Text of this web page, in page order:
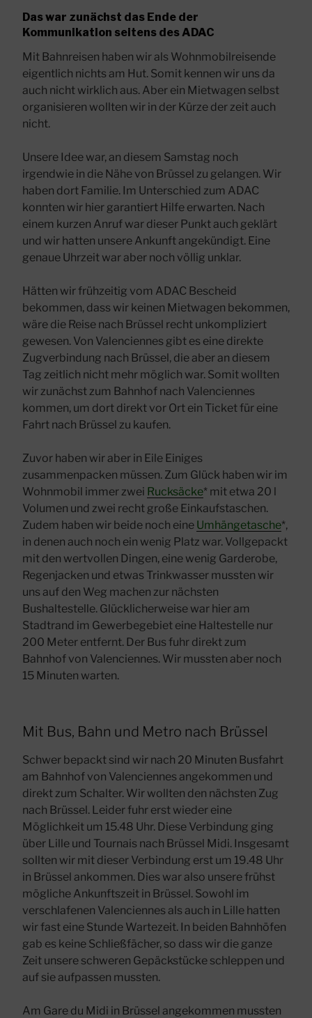
Das war zunächst das Ende der
Kommunikation seitens des ADAC
Mit Bahnreisen haben wir als Wohnmobilreisende
eigentlich nichts am Hut. Somit kennen wir uns da
auch nicht wirklich aus. Aber ein Mietwagen selbst
organisieren wollten wir in der Kürze der zeit auch
nicht.
Unsere Idee war, an diesem Samstag noch
irgendwie in die Nähe von Brüssel zu gelangen. Wir
haben dort Familie. Im Unterschied zum ADAC
konnten wir hier garantiert Hilfe erwarten. Nach
einem kurzen Anruf war dieser Punkt auch geklärt
und wir hatten unsere Ankunft angekündigt. Eine
genaue Uhrzeit war aber noch völlig unklar.
Hätten wir frühzeitig vom ADAC Bescheid
bekommen, dass wir keinen Mietwagen bekommen,
wäre die Reise nach Brüssel recht unkompliziert
gewesen. Von Valenciennes gibt es eine direkte
Zugverbindung nach Brüssel, die aber an diesem
Tag zeitlich nicht mehr möglich war. Somit wollten
wir zunächst zum Bahnhof nach Valenciennes
kommen, um dort direkt vor Ort ein Ticket für eine
Fahrt nach Brüssel zu kaufen.
Zuvor haben wir aber in Eile Einiges
zusammenpacken müssen. Zum Glück haben wir im
Wohnmobil immer zwei Rucksäcke* mit etwa 20 l
Volumen und zwei recht große Einkaufstaschen.
Zudem haben wir beide noch eine Umhängetasche*,
in denen auch noch ein wenig Platz war. Vollgepackt
mit den wertvollen Dingen, eine wenig Garderobe,
Regenjacken und etwas Trinkwasser mussten wir
uns auf den Weg machen zur nächsten
Bushaltestelle. Glücklicherweise war hier am
Stadtrand im Gewerbegebiet eine Haltestelle nur
200 Meter entfernt. Der Bus fuhr direkt zum
Bahnhof von Valenciennes. Wir mussten aber noch
15 Minuten warten.
Mit Bus, Bahn und Metro nach Brüssel
Schwer bepackt sind wir nach 20 Minuten Busfahrt
am Bahnhof von Valenciennes angekommen und
direkt zum Schalter. Wir wollten den nächsten Zug
nach Brüssel. Leider fuhr erst wieder eine
Möglichkeit um 15.48 Uhr. Diese Verbindung ging
über Lille und Tournais nach Brüssel Midi. Insgesamt
sollten wir mit dieser Verbindung erst um 19.48 Uhr
in Brüssel ankommen. Dies war also unsere frühst
mögliche Ankunftszeit in Brüssel. Sowohl im
verschlafenen Valenciennes als auch in Lille hatten
wir fast eine Stunde Wartezeit. In beiden Bahnhöfen
gab es keine Schließfächer, so dass wir die ganze
Zeit unsere schweren Gepäckstücke schleppen und
auf sie aufpassen mussten.
Am Gare du Midi in Brüssel angekommen mussten